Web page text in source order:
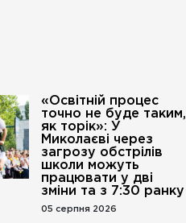
«Освітній процес
точно не буде таким,
як торік»: У
Миколаєві через
загрозу обстрілів
школи можуть
працювати у дві
зміни та з 7:30 ранку
05 серпня 2026